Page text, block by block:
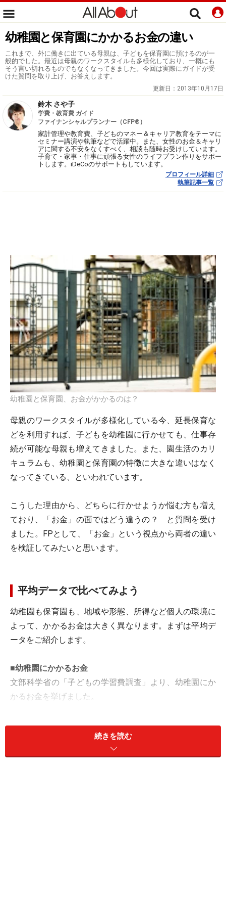
幼稚園と保育園にかかるお金の違い
これまで、外に働きに出ている母親は、子どもを保育園に預けるのが一
般的でした。最近は母親のワークスタイルも多様化しており、一概にも
そう言い切れるものでもなくなってきました。今回は実際にガイドが受
けた質問を取り上げ、お答えします。
更新日： 2013年10月17日
鈴木 さや子
学費・教育費 ガイド
ファイナンシャルプランナー（CFP®）
家計管理や教育費、子どものマネー＆キャリア教育をテーマに
セミナー講演や執筆などで活躍中。また、女性のお金＆キャリ
アに関する不安をなくすべく、相談も随時お受けしています。
子育て・家事・仕事に頑張る女性のライフプラン作りをサポー
トします。iDeCoのサポートもしています。
プロフィール詳細
執筆記事一覧
幼稚園と保育園、お金がかかるのは？
母親のワークスタイルが多様化している今、延長保育な
どを利用すれば、子どもを幼稚園に行かせても、仕事存
続が可能な母親も増えてきました。また、園生活のカリ
キュラムも、幼稚園と保育園の特徴に大きな違いはなく
なってきている、といわれています。
こうした理由から、どちらに行かせようか悩む方も増え
ており、「お金」の面ではどう違うの？ と質問を受け
ました。FPとして、「お金」という視点から両者の違い
を検証してみたいと思います。
平均データで比べてみよう
幼稚園も保育園も、地域や形態、所得など個人の環境に
よって、かかるお金は大きく異なります。まずは平均デ
ータをご紹介します。
■幼稚園にかかるお金
文部科学省の「子どもの学習費調査」より、幼稚園にか
かるお金を挙げました。
［表1］私立は公立の2倍以上かかっています（クリックで拡
大）
続きを読む